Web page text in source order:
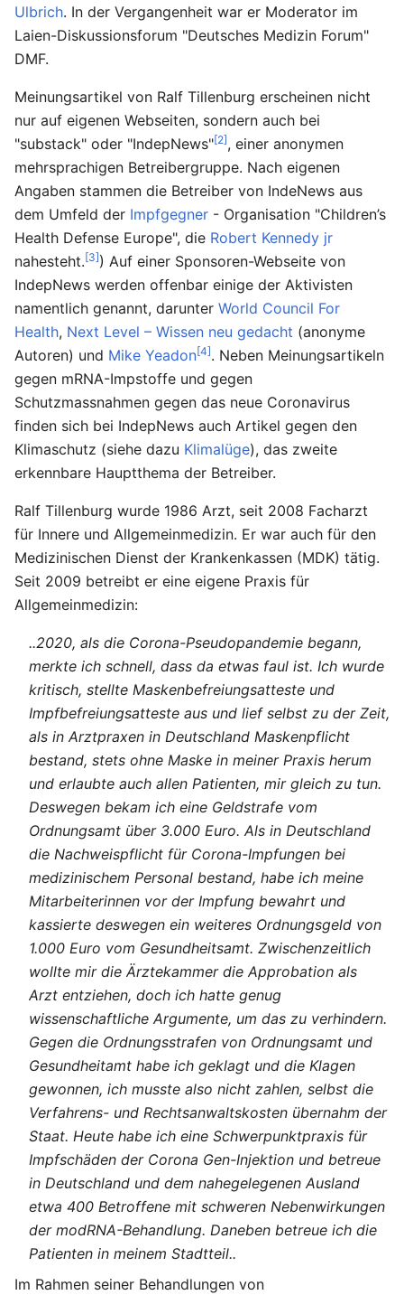
Ulbrich. In der Vergangenheit war er Moderator im
Laien-Diskussionsforum "Deutsches Medizin Forum"
DMF.
Meinungsartikel von Ralf Tillenburg erscheinen nicht
nur auf eigenen Webseiten, sondern auch bei
"substack" oder "IndepNews"[2], einer anonymen
mehrsprachigen Betreibergruppe. Nach eigenen
Angaben stammen die Betreiber von IndeNews aus
dem Umfeld der Impfgegner - Organisation "Children’s
Health Defense Europe", die Robert Kennedy jr
nahesteht.[3]) Auf einer Sponsoren-Webseite von
IndepNews werden offenbar einige der Aktivisten
namentlich genannt, darunter World Council For
Health, Next Level – Wissen neu gedacht (anonyme
Autoren) und Mike Yeadon[4]. Neben Meinungsartikeln
gegen mRNA-Impstoffe und gegen
Schutzmassnahmen gegen das neue Coronavirus
finden sich bei IndepNews auch Artikel gegen den
Klimaschutz (siehe dazu Klimalüge), das zweite
erkennbare Hauptthema der Betreiber.
Ralf Tillenburg wurde 1986 Arzt, seit 2008 Facharzt
für Innere und Allgemeinmedizin. Er war auch für den
Medizinischen Dienst der Krankenkassen (MDK) tätig.
Seit 2009 betreibt er eine eigene Praxis für
Allgemeinmedizin:
..2020, als die Corona-Pseudopandemie begann,
merkte ich schnell, dass da etwas faul ist. Ich wurde
kritisch, stellte Maskenbefreiungsatteste und
Impfbefreiungsatteste aus und lief selbst zu der Zeit,
als in Arztpraxen in Deutschland Maskenpflicht
bestand, stets ohne Maske in meiner Praxis herum
und erlaubte auch allen Patienten, mir gleich zu tun.
Deswegen bekam ich eine Geldstrafe vom
Ordnungsamt über 3.000 Euro. Als in Deutschland
die Nachweispflicht für Corona-Impfungen bei
medizinischem Personal bestand, habe ich meine
Mitarbeiterinnen vor der Impfung bewahrt und
kassierte deswegen ein weiteres Ordnungsgeld von
1.000 Euro vom Gesundheitsamt. Zwischenzeitlich
wollte mir die Ärztekammer die Approbation als
Arzt entziehen, doch ich hatte genug
wissenschaftliche Argumente, um das zu verhindern.
Gegen die Ordnungsstrafen von Ordnungsamt und
Gesundheitamt habe ich geklagt und die Klagen
gewonnen, ich musste also nicht zahlen, selbst die
Verfahrens- und Rechtsanwaltskosten übernahm der
Staat. Heute habe ich eine Schwerpunktpraxis für
Impfschäden der Corona Gen-Injektion und betreue
in Deutschland und dem nahegelegenen Ausland
etwa 400 Betroffene mit schweren Nebenwirkungen
der modRNA-Behandlung. Daneben betreue ich die
Patienten in meinem Stadtteil..
Im Rahmen seiner Behandlungen von